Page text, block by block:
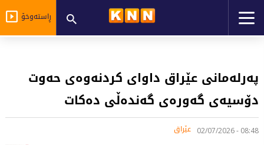
ڕاستەوخۆ
پەرلەمانی عێراق داوای کردنەوەی حەوت
دۆسیەی گەورەی گەندەڵی دەکات
08:48 - 02/07/2026 عێراق